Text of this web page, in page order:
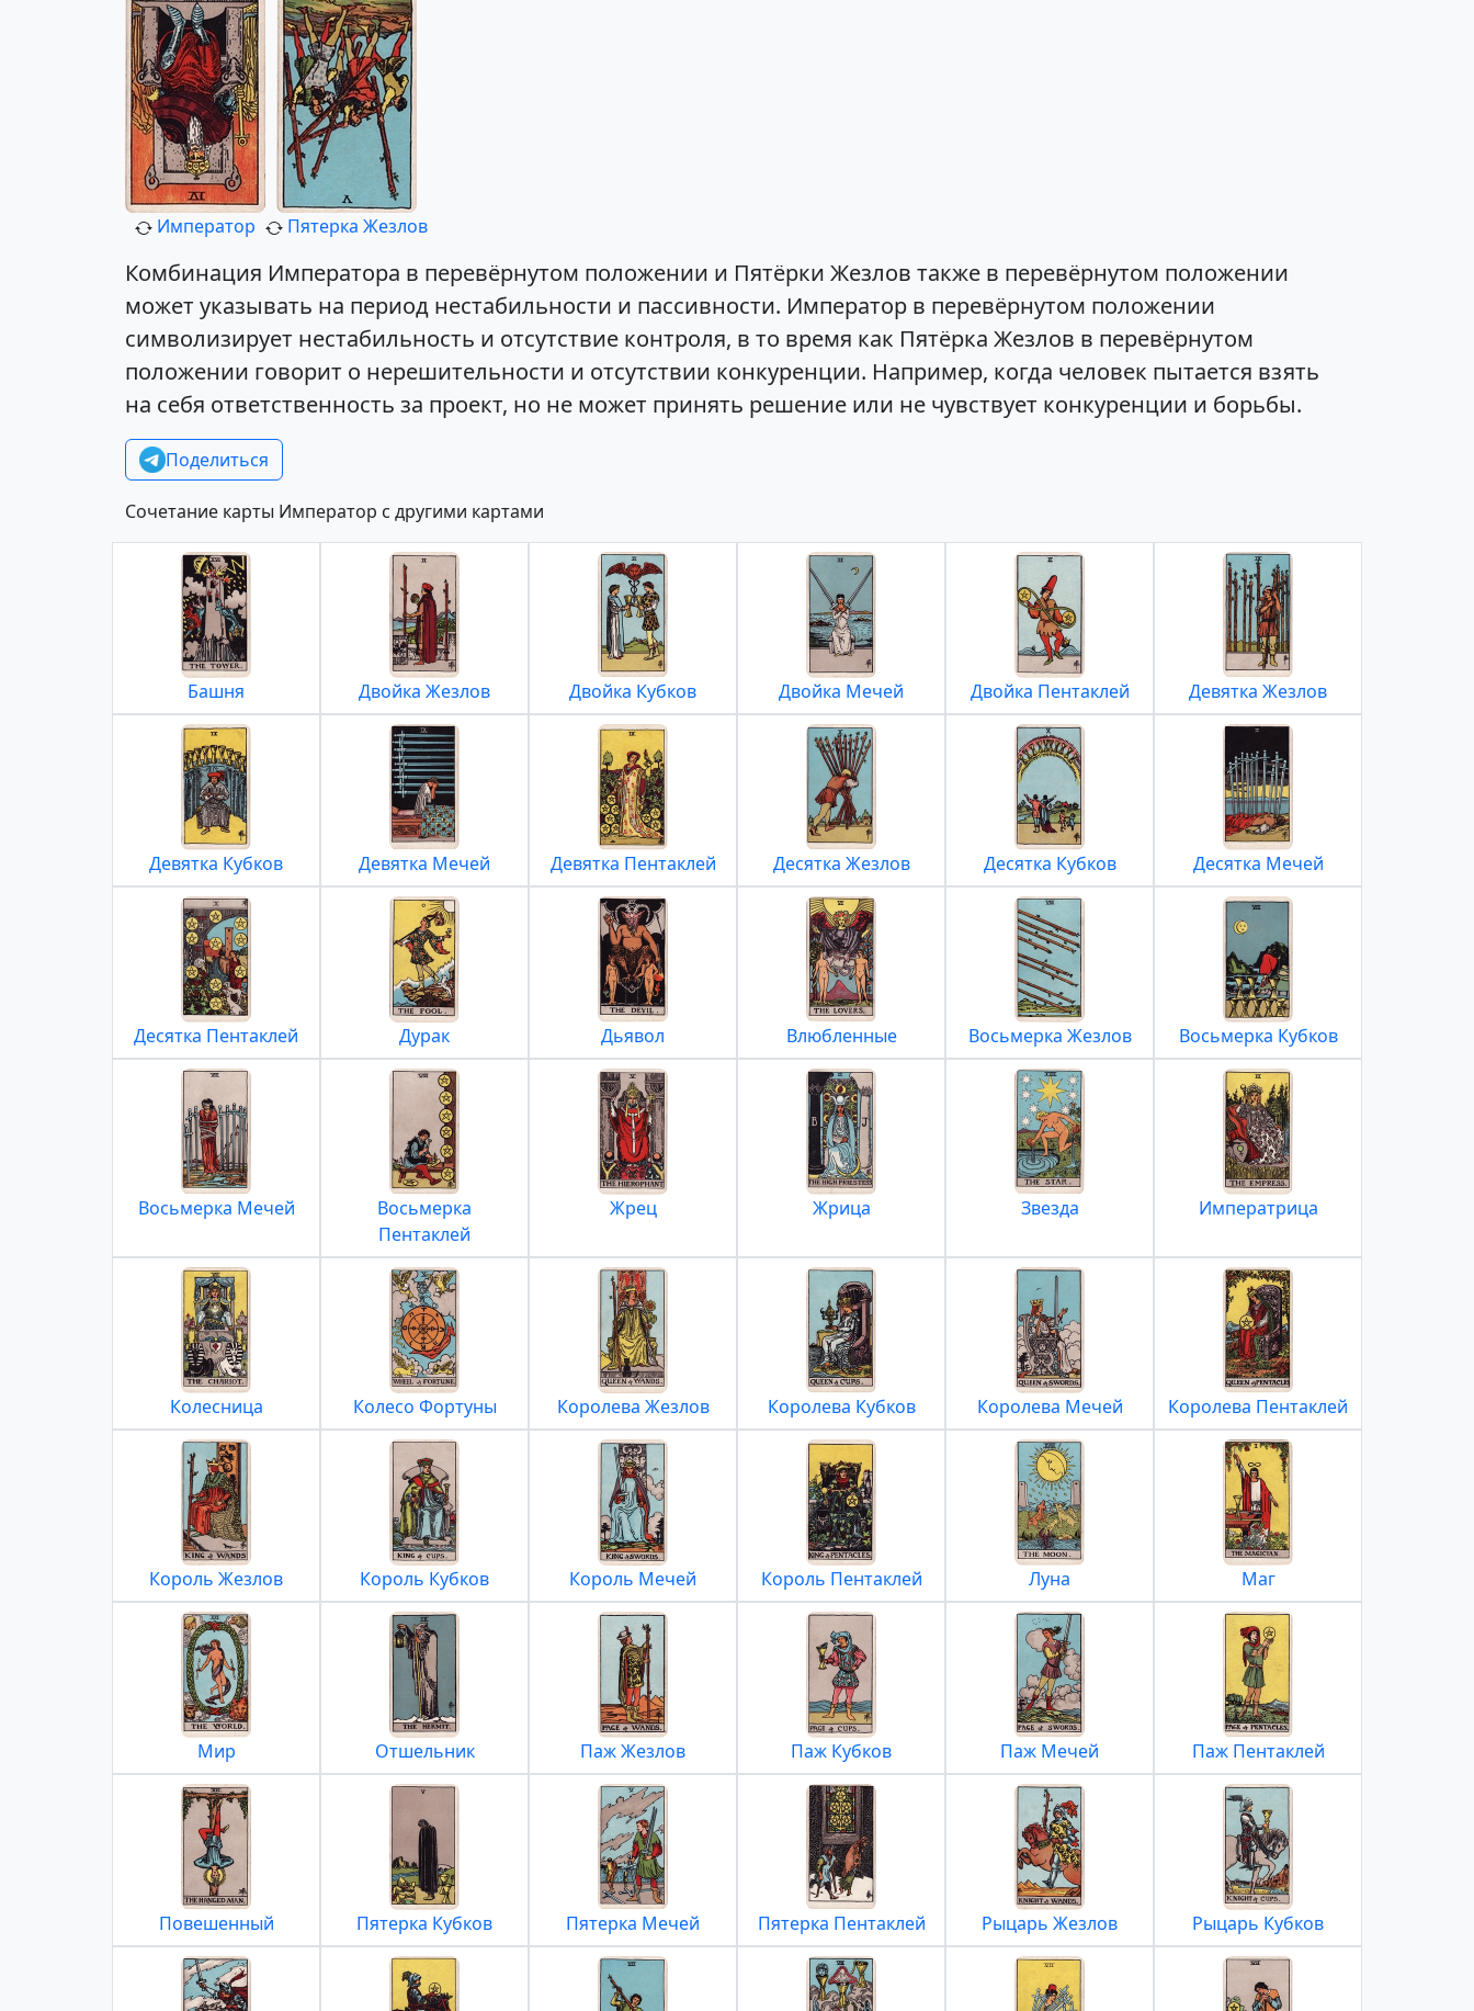
Император Пятерка Жезлов
Комбинация Императора в перевёрнутом положении и Пятёрки Жезлов также в перевёрнутом положении
может указывать на период нестабильности и пассивности. Император в перевёрнутом положении
символизирует нестабильность и отсутствие контроля, в то время как Пятёрка Жезлов в перевёрнутом
положении говорит о нерешительности и отсутствии конкуренции. Например, когда человек пытается взять
на себя ответственность за проект, но не может принять решение или не чувствует конкуренции и борьбы.
Поделиться
Сочетание карты Император с другими картами
Башня Двойка Жезлов Двойка Кубков Двойка Мечей Двойка Пентаклей Девятка Жезлов
Девятка Кубков Девятка Мечей Девятка Пентаклей Десятка Жезлов Десятка Кубков Десятка Мечей
Десятка Пентаклей Дурак Дьявол Влюбленные Восьмерка Жезлов Восьмерка Кубков
Восьмерка Мечей
Восьмерка
Пентаклей
Жрец Жрица Звезда Императрица
Колесница Колесо Фортуны Королева Жезлов Королева Кубков Королева Мечей Королева Пентаклей
Король Жезлов Король Кубков Король Мечей Король Пентаклей Луна Маг
Мир Отшельник Паж Жезлов Паж Кубков Паж Мечей Паж Пентаклей
Повешенный Пятерка Кубков Пятерка Мечей Пятерка Пентаклей Рыцарь Жезлов Рыцарь Кубков